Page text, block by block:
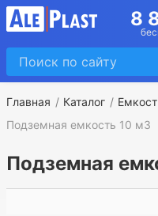
8
Главная Каталог
Подземная емкость 10 м3
Подземная